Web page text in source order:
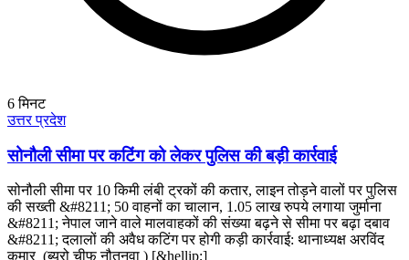
6मिनट
उत्तर प्रदेश
सोनौली सीमा पर कटिंग को लेकर पुलिस की बड़ी कार्रवाई
सोनौली सीमा पर 10 किमी लंबी ट्रकों की कतार, लाइन तोड़ने वालों पर पुलिस
की सख्ती &#8211; 50 वाहनों का चालान, 1.05 लाख रुपये लगाया जुर्माना
&#8211; नेपाल जाने वाले मालवाहकों की संख्या बढ़ने से सीमा पर बढ़ा दबाव
&#8211; दलालों की अवैध कटिंग पर होगी कड़ी कार्रवाई: थानाध्यक्ष अरविंद
कुमार (ब्यूरो चीफ नौतनवा ) [&hellip;]